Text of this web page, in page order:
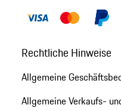
Rechtliche Hinweise
Allgemeine
Allgemeine Verkaufs-